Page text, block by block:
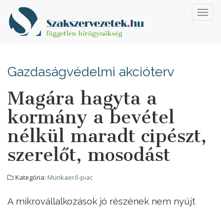
Gazdaságvédelmi akcióterv
Magára hagyta a
kormány a bevétel
nélkül maradt cipészt,
szerelőt, mosodást
Kategória: Munkaerő-piac
A mikrovállalkozások jó részének nem nyújt